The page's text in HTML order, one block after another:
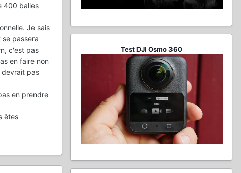
400 balles
Je sais
passera
c'est pas
en faire non
devrait pas
en prendre
êtes
Test DJI Osmo 360